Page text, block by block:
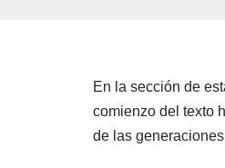
En la sección de
comienzo del texto
de las